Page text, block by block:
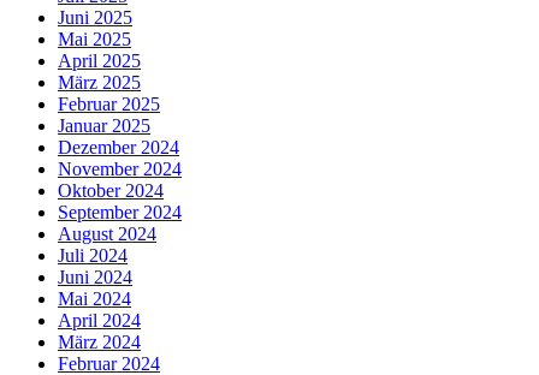
Juni 2025
Mai 2025
April 2025
März 2025
Februar 2025
Januar 2025
Dezember 2024
November 2024
Oktober 2024
September 2024
August 2024
Juli 2024
Juni 2024
Mai 2024
April 2024
März 2024
Februar 2024